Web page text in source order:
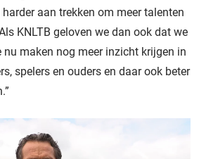
aan trekken om meer talenten
KNLTB geloven we dan ook dat we
nu maken nog meer inzicht krijgen in
spelers en ouders en daar ook beter